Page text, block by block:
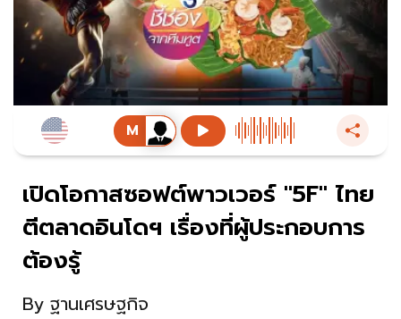
เปิดโอกาสซอฟต์พาวเวอร์ "5F" ไทย
ตีตลาดอินโดฯ เรื่องที่ผู้ประกอบการ
ต้องรู้
By ฐานเศรษฐกิจ